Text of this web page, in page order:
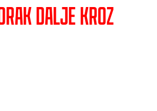
dalje kroz